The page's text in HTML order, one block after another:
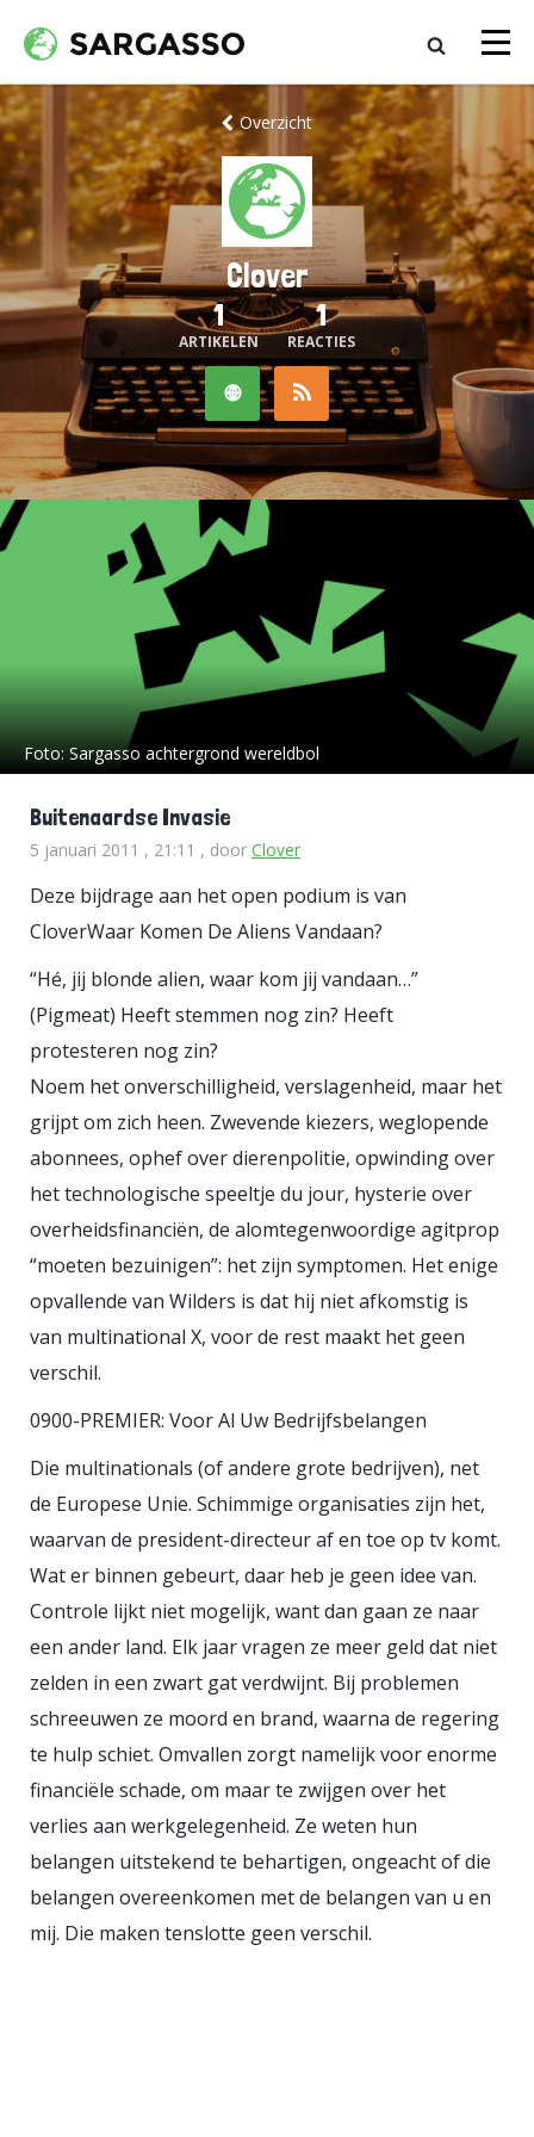
Overzicht
Clover
1
ARTIKELEN
1
REACTIES
Foto:Sargasso achtergrond wereldbol
Buitenaardse Invasie
5 januari 2011 , 21:11 , door Clover
Deze bijdrage aan het open podium is van
CloverWaar Komen De Aliens Vandaan?
“Hé, jij blonde alien, waar kom jij vandaan…”
(Pigmeat) Heeft stemmen nog zin? Heeft
protesteren nog zin?
Noem het onverschilligheid, verslagenheid, maar het
grijpt om zich heen. Zwevende kiezers, weglopende
abonnees, ophef over dierenpolitie, opwinding over
het technologische speeltje du jour, hysterie over
overheidsfinanciën, de alomtegenwoordige agitprop
“moeten bezuinigen”: het zijn symptomen. Het enige
opvallende van Wilders is dat hij niet afkomstig is
van multinational X, voor de rest maakt het geen
verschil.
0900-PREMIER: Voor Al Uw Bedrijfsbelangen
Die multinationals (of andere grote bedrijven), net
de Europese Unie. Schimmige organisaties zijn het,
waarvan de president-directeur af en toe op tv komt.
Wat er binnen gebeurt, daar heb je geen idee van.
Controle lijkt niet mogelijk, want dan gaan ze naar
een ander land. Elk jaar vragen ze meer geld dat niet
zelden in een zwart gat verdwijnt. Bij problemen
schreeuwen ze moord en brand, waarna de regering
te hulp schiet. Omvallen zorgt namelijk voor enorme
financiële schade, om maar te zwijgen over het
verlies aan werkgelegenheid. Ze weten hun
belangen uitstekend te behartigen, ongeacht of die
belangen overeenkomen met de belangen van u en
mij. Die maken tenslotte geen verschil.